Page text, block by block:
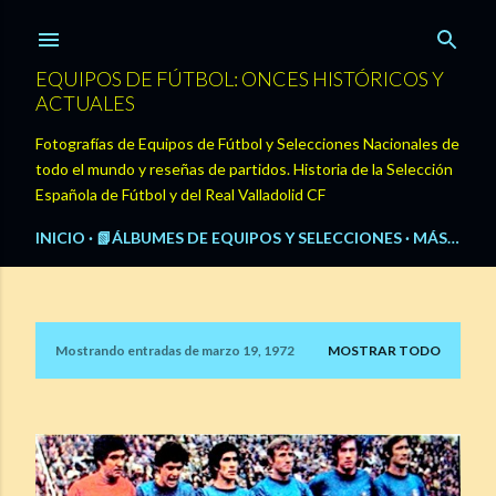
EQUIPOS DE FÚTBOL: ONCES HISTÓRICOS Y
ACTUALES
Fotografías de Equipos de Fútbol y Selecciones Nacionales de
todo el mundo y reseñas de partidos. Historia de la Selección
Española de Fútbol y del Real Valladolid CF
INICIO 📗ÁLBUMES DE EQUIPOS Y SELECCIONES MÁS…
E
t
Mostrando entradas de marzo 19, 1972 MOSTRAR TODO